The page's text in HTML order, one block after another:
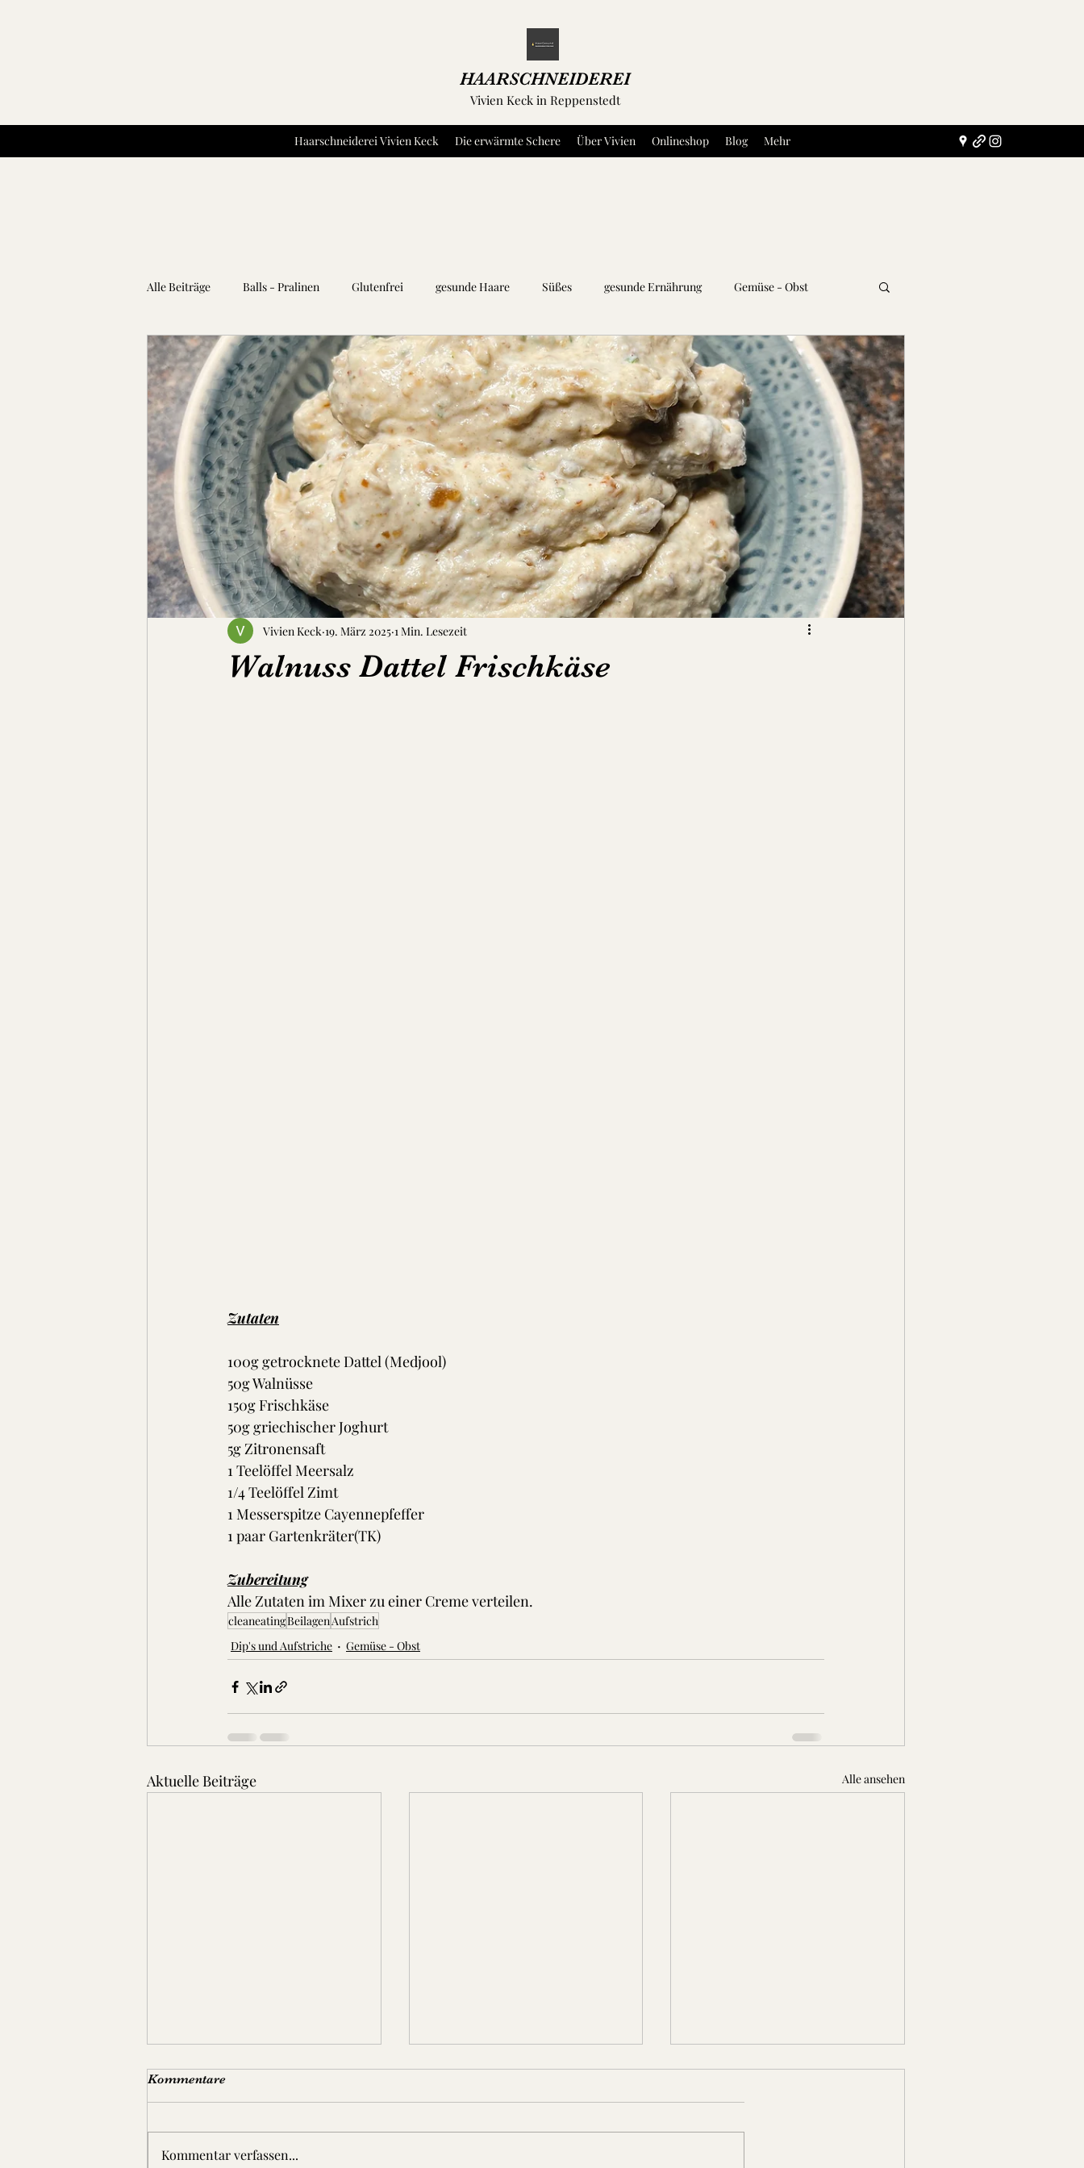
HAARSCHNEIDEREI
Vivien Keck in Reppenstedt
Haarschneiderei Vivien Keck Die erwärmte Schere Über Vivien Onlineshop Blog Mehr
Alle Beiträge Balls - Pralinen Glutenfrei gesunde Haare Süßes gesunde Ernährung Gemüse - Obst
Kartoffeln Teigwaren Kräuter und Gewürze Dip's und Aufstriche Fleisch Fisch Getränke
Suppen, Eintöpfe & Dal Brot
Walnuss Dattel Frischkäse
Vivien Keck 19. März 2025 1 Min. Lesezeit
Zutaten
100g getrocknete Dattel (Medjool)
50g Walnüsse
150g Frischkäse
50g griechischer Joghurt
5g Zitronensaft
1 Teelöffel Meersalz
1/4 Teelöffel Zimt
1 Messerspitze Cayennepfeffer
1 paar Gartenkräter(TK)
Zubereitung
Alle Zutaten im Mixer zu einer Creme verteilen.
cleaneatingBeilagenAufstrich
Dip's und Aufstriche
Gemüse - Obst
Aktuelle Beiträge Alle ansehen
Kommentare
Kommentar verfassen...